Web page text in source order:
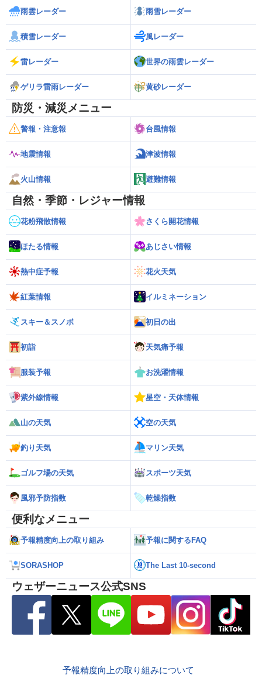
雨雲レーダー 雨雪レーダー
積雪レーダー 風レーダー
雷レーダー 世界の雨雲レーダー
ゲリラ雷雨レーダー 黄砂レーダー
防災・減災メニュー
警報・注意報 台風情報
地震情報 津波情報
火山情報 避難情報
自然・季節・レジャー情報
花粉飛散情報 さくら開花情報
ほたる情報 あじさい情報
熱中症予報 花火天気
紅葉情報 イルミネーション
スキー＆スノボ 初日の出
初詣 天気痛予報
服装予報 お洗濯情報
紫外線情報 星空・天体情報
山の天気 空の天気
釣り天気 マリン天気
ゴルフ場の天気 スポーツ天気
風邪予防指数 乾燥指数
便利なメニュー
予報精度向上の取り組み 予報に関するFAQ
SORASHOP The Last 10-second
ウェザーニュース公式SNS
予報精度向上の取り組みについて